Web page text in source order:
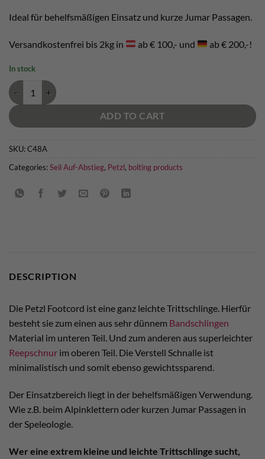
Ideal für behelfsmäßigen Einsatz und kurze Jumar Passagen.
Versandkostenfrei bis 2kg in ab € 100,- und ab € 200,-!
In stock
Petzl Footcord quantity
ADD TO CART
SKU:C48A
Categories:Seil Auf-Abstieg, Petzl, bolting products
DESCRIPTION
Die Petzl Footcord ist eine ganz leichte Trittschlinge. Hierfür
besteht sie zum einen aus sehr dünnem Bandschlingen
Material im unteren Teil. Und zum anderen aus superleichter
Reepschnur im oberen Teil. Die Verstell Schnalle ist
minimalistisch und somit ebenso gewichtssparend.
Der Einsatzbereich liegt in der behelfsmäßigen Verwendung.
Wie z.B. beim Alpinklettern oder kurzen Jumar Passagen in
der Speleologie.
Wer eine extrem kleine und leichte Trittschlinge sucht,